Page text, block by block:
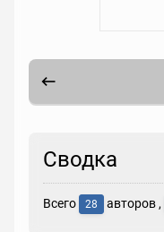
Сводка
Всего 28 авторов ,